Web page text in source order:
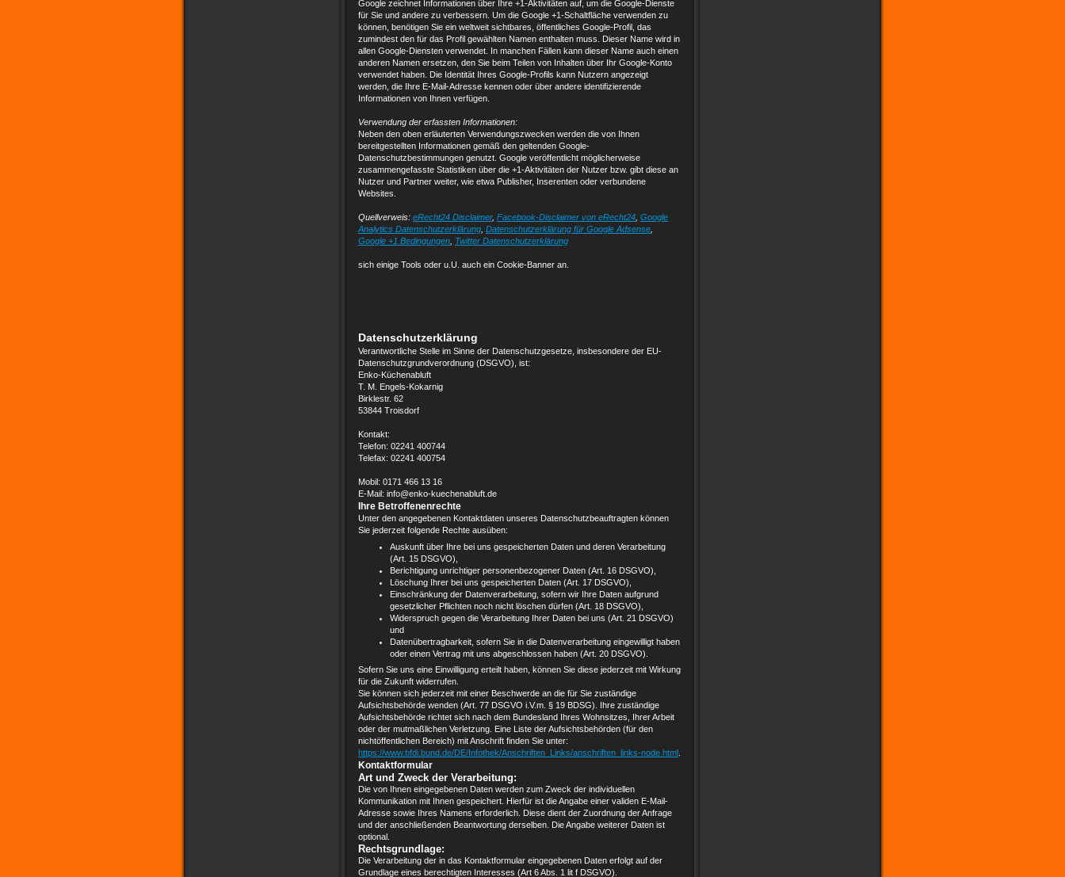
Google zeichnet Informationen über Ihre +1-Aktivitäten auf, um die Google-Dienste
für Sie und andere zu verbessern. Um die Google +1-Schaltfläche verwenden zu
können, benötigen Sie ein weltweit sichtbares, öffentliches Google-Profil, das
zumindest den für das Profil gewählten Namen enthalten muss. Dieser Name wird in
allen Google-Diensten verwendet. In manchen Fällen kann dieser Name auch einen
anderen Namen ersetzen, den Sie beim Teilen von Inhalten über Ihr Google-Konto
verwendet haben. Die Identität Ihres Google-Profils kann Nutzern angezeigt
werden, die Ihre E-Mail-Adresse kennen oder über andere identifizierende
Informationen von Ihnen verfügen.
Verwendung der erfassten Informationen:
Neben den oben erläuterten Verwendungszwecken werden die von Ihnen
bereitgestellten Informationen gemäß den geltenden Google-
Datenschutzbestimmungen genutzt. Google veröffentlicht möglicherweise
zusammengefasste Statistiken über die +1-Aktivitäten der Nutzer bzw. gibt diese an
Nutzer und Partner weiter, wie etwa Publisher, Inserenten oder verbundene
Websites.
Quellverweis: eRecht24 Disclaimer, Facebook-Disclaimer von eRecht24 Google
Analytics Datenschutzerklärung Datenschutzerklärung für Google Adsense
Google +1 Bedingungen Twitter Datenschutzerklärung
sich einige Tools oder u.U. auch ein Cookie-Banner an.
Datenschutzerklärung
Verantwortliche Stelle im Sinne der Datenschutzgesetze, insbesondere der EU-
Datenschutzgrundverordnung (DSGVO), ist:
Enko-Küchenabluft
T. M. Engels-Kokarnig
Birklestr. 62
53844 Troisdorf
Kontakt:
Telefon: 02241 400744
Telefax: 02241 400754
Mobil: 0171 466 13 16
E-Mail: info@enko-kuechenabluft.de
Ihre Betroffenenrechte
Unter den angegebenen Kontaktdaten unseres Datenschutzbeauftragten können
Sie jederzeit folgende Rechte ausüben:
Auskunft über Ihre bei uns gespeicherten Daten und deren Verarbeitung
(Art. 15 DSGVO),
Berichtigung unrichtiger personenbezogener Daten (Art. 16 DSGVO),
Löschung Ihrer bei uns gespeicherten Daten (Art. 17 DSGVO),
Einschränkung der Datenverarbeitung, sofern wir Ihre Daten aufgrund
gesetzlicher Pflichten noch nicht löschen dürfen (Art. 18 DSGVO),
Widerspruch gegen die Verarbeitung Ihrer Daten bei uns (Art. 21 DSGVO)
und
Datenübertragbarkeit, sofern Sie in die Datenverarbeitung eingewilligt haben
oder einen Vertrag mit uns abgeschlossen haben (Art. 20 DSGVO).
Sofern Sie uns eine Einwilligung erteilt haben, können Sie diese jederzeit mit Wirkung
für die Zukunft widerrufen.
Sie können sich jederzeit mit einer Beschwerde an die für Sie zuständige
Aufsichtsbehörde wenden (Art. 77 DSGVO i.V.m. § 19 BDSG). Ihre zuständige
Aufsichtsbehörde richtet sich nach dem Bundesland Ihres Wohnsitzes, Ihrer Arbeit
oder der mutmaßlichen Verletzung. Eine Liste der Aufsichtsbehörden (für den
nichtöffentlichen Bereich) mit Anschrift finden Sie unter:
https://www.bfdi.bund.de/DE/Infothek/Anschriften_Links/anschriften_links-node.html
Kontaktformular
Art und Zweck der Verarbeitung:
Die von Ihnen eingegebenen Daten werden zum Zweck der individuellen
Kommunikation mit Ihnen gespeichert. Hierfür ist die Angabe einer validen E-Mail-
Adresse sowie Ihres Namens erforderlich. Diese dient der Zuordnung der Anfrage
und der anschließenden Beantwortung derselben. Die Angabe weiterer Daten ist
optional.
Rechtsgrundlage:
Die Verarbeitung der in das Kontaktformular eingegebenen Daten erfolgt auf der
Grundlage eines berechtigten Interesses (Art 6 Abs. 1 lit f DSGVO).